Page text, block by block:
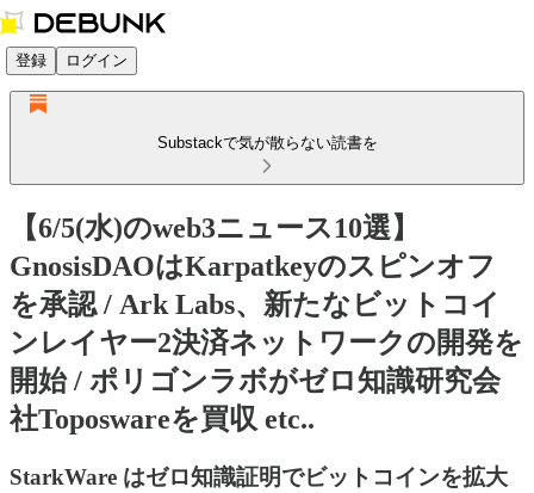
登録 ログイン
Substackで気が散らない読書を
【6/5(水)のweb3ニュース10選】
GnosisDAOはKarpatkeyのスピンオフ
を承認 / Ark Labs、新たなビットコイ
ンレイヤー2決済ネットワークの開発を
開始 / ポリゴンラボがゼロ知識研究会
社Toposwareを買収 etc..
StarkWare はゼロ知識証明でビットコインを拡大